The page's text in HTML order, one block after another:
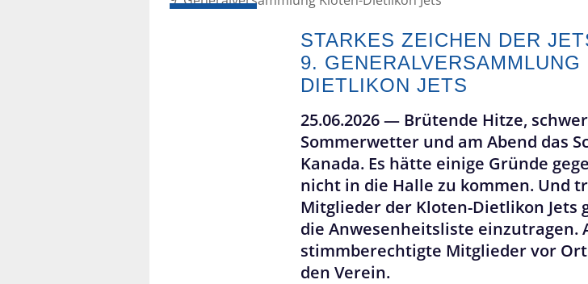
STARKES ZEICHEN DER
9.
DIETLIKON JETS
25.06.2026 — Brütende Hitze,
Sommerwetter und am Abend das
Kanada. Es hätte einige Gründe
nicht in die Halle zu kommen. Und
Mitglieder der Kloten-Dietlikon Jets
die Anwesenheitsliste einzutragen.
stimmberechtigte Mitglieder vor
den Verein.